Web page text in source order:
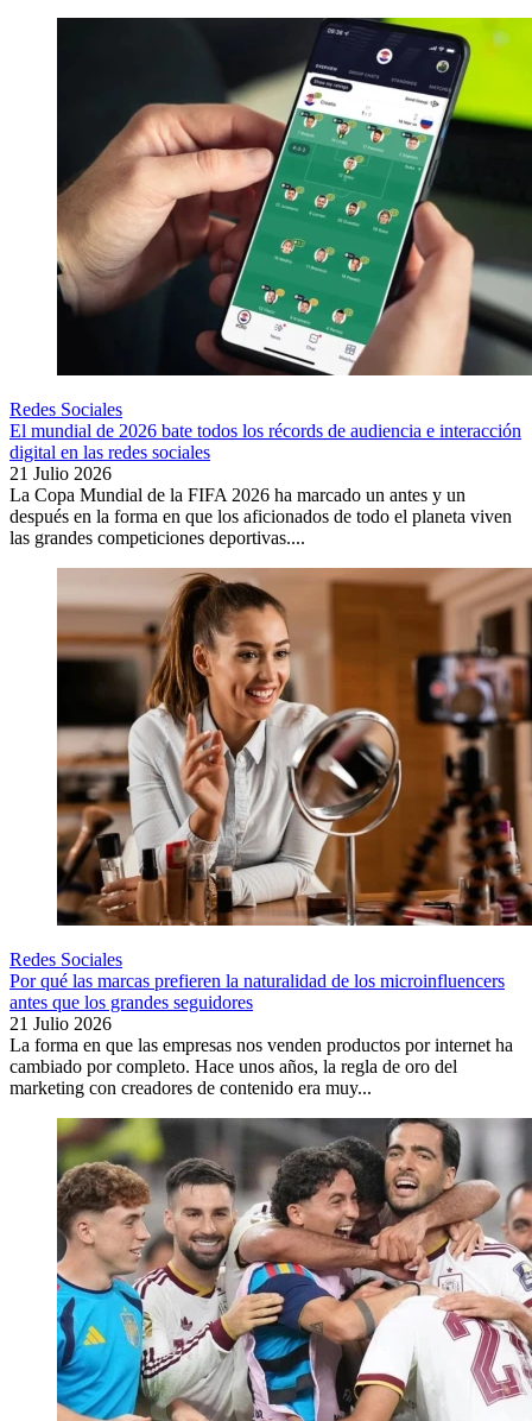
Redes Sociales
El mundial de 2026 bate todos los récords de audiencia e interacción
digital en las redes sociales
21 Julio 2026
La Copa Mundial de la FIFA 2026 ha marcado un antes y un
después en la forma en que los aficionados de todo el planeta viven
las grandes competiciones deportivas....
Redes Sociales
Por qué las marcas prefieren la naturalidad de los microinfluencers
antes que los grandes seguidores
21 Julio 2026
La forma en que las empresas nos venden productos por internet ha
cambiado por completo. Hace unos años, la regla de oro del
marketing con creadores de contenido era muy...